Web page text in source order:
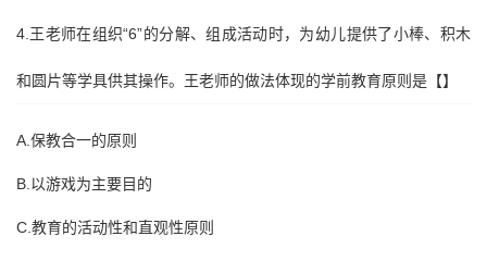
4.王老师在组织“6”的分解、组成活动时，为幼儿提供了小棒、积木
和圆片等学具供其操作。王老师的做法体现的学前教育原则是【】
A.保教合一的原则
B.以游戏为主要目的
C.教育的活动性和直观性原则